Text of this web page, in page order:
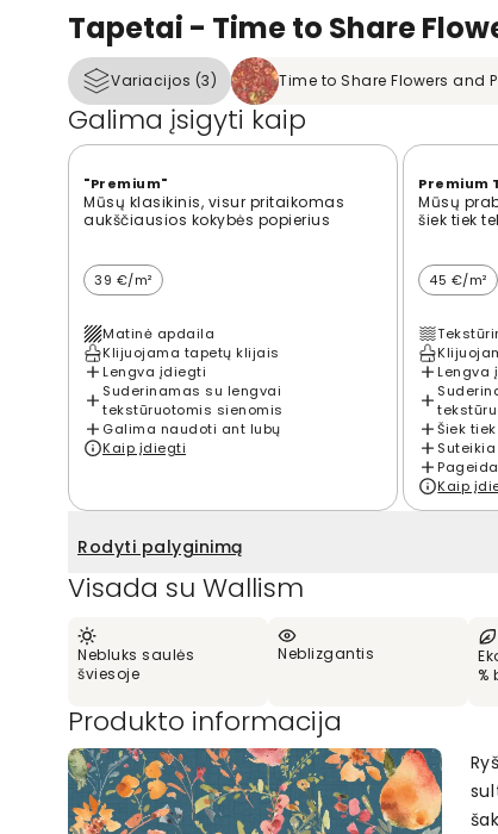
Tapetai - Time to Share
Variacijos (3) Time to Share Flowers and
Galima įsigyti kaip
"Premium"
Mūsų klasikinis, visur pritaikomas
aukščiausios kokybės popierius
39 €/m²
Matinė apdaila
Klijuojama tapetų klijais
Lengva įdiegti
Suderinamas su lengvai
tekstūruotomis sienomis
Galima naudoti ant lubų
Kaip įdiegti
Premium
Mūsų
šiek tiek
45 €/m²
Lengva
Šiek
Kaip
Rodyti palyginimą
Visada su Wallism
Nebluks saulės
šviesoje
Neblizgantis
%
Produkto informacija